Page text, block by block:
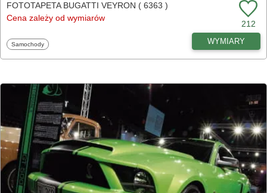
FOTOTAPETA BUGATTI VEYRON ( 6363 )
Cena zależy od wymiarów
212
Fototapety
Samochody WYMIARY